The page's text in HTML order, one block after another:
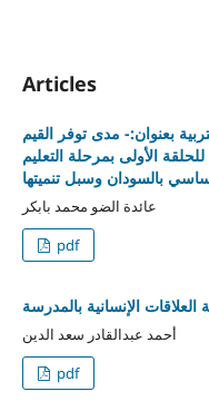
Articles
بعنوان:- مدى توفر القيم
الأولى بمرحلة التعليم
بالسودان وسبل تنميتها
عائدة الضو محمد بابكر
pdf
الإنسانية بالمدرسة
أحمد عبدالقادر سعد الدين
pdf